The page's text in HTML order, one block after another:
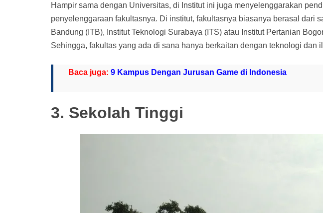
Hampir sama dengan Universitas, di Institut ini juga menyelenggarakan
penyelenggaraan fakultasnya. Di institut, fakultasnya biasanya berasal dari
Bandung (ITB), Institut Teknologi Surabaya (ITS) atau Institut Pertanian
Sehingga, fakultas yang ada di sana hanya berkaitan dengan teknologi dan
Baca juga: 9 Kampus Dengan Jurusan Game di Indonesia
3. Sekolah Tinggi